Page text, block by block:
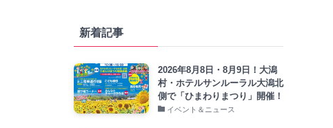
新着記事
2026年8月8日・8月9日！大潟
村・ホテルサンルーラル大潟北
側で「ひまわりまつり」開催！
イベント＆ニュース